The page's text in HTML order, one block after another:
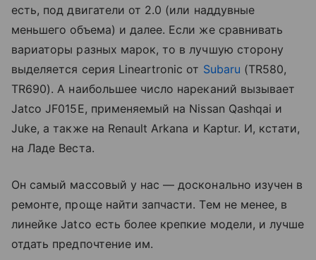
есть, под двигатели от 2.0 (или наддувные
меньшего объема) и далее. Если же сравнивать
вариаторы разных марок, то в лучшую сторону
выделяется серия Lineartronic от Subaru (TR580,
TR690). А наибольшее число нареканий вызывает
Jatco JF015E, применяемый на Nissan Qashqai и
Juke, а также на Renault Arkana и Kaptur. И, кстати,
на Ладе Веста.
Он самый массовый у нас — досконально изучен в
ремонте, проще найти запчасти. Тем не менее, в
линейке Jatco есть более крепкие модели, и лучше
отдать предпочтение им.